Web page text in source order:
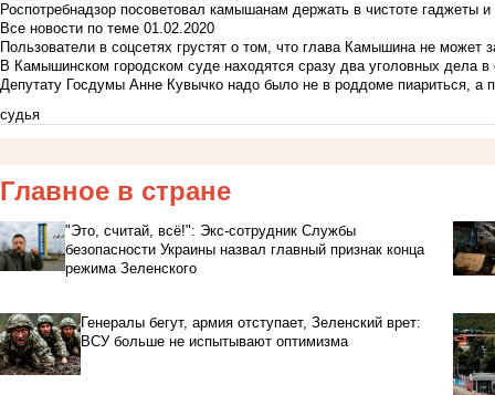
Роспотребнадзор посоветовал камышанам держать в чистоте гаджеты
Все новости по теме 01.02.2020
Пользователи в соцсетях грустят о том, что глава Камышина не может
В Камышинском городском суде находятся сразу два уголовных дела
Депутату Госдумы Анне Кувычко надо было не в роддоме пиариться, а
судья
Главное в стране
"Это, считай, всё!": Экс-сотрудник Службы
безопасности Украины назвал главный признак конца
режима Зеленского
Генералы бегут, армия отступает, Зеленский врет:
ВСУ больше не испытывают оптимизма